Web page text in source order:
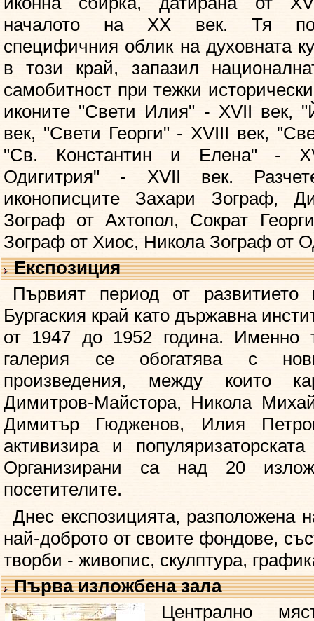
началото на XX век. Тя
специфичния облик на духовната
в този край, запазил
самобитност при тежки
иконите "Свети Илия" - XVII век,
век, "Свети Георги" - XVIII век,
"Св. Константин и Елена" -
Одигитрия" - XVII век.
иконописците Захари Зограф,
Зограф от Ахтопол, Сократ
Зограф от Хиос, Никола Зограф от
Експозиция
Първият период от
Бургаския край като държавна
от 1947 до 1952 година. Именно
галерия се обогатява с
произведения, между които
Димитров-Майстора, Никола
Димитър Гюдженов, Илия
активизира и
Организирани са над 20
посетителите.
Днес експозицията, разположена
най-доброто от своите фондове,
творби - живопис, скулптура,
Първа изложбена зала
Централно